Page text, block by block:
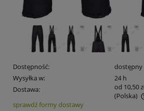
Dostępność:
dostępny
Wysyłka w:
24 h
Dostawa:
od 10,50
(Polska)
Cena nie zawiera ewentualnych kosztów
sprawdź formy dostawy